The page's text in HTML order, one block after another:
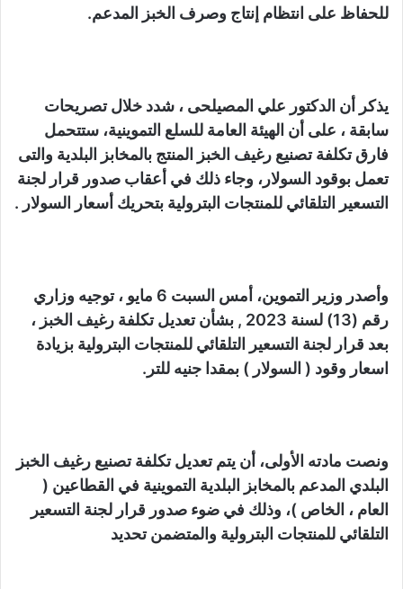
للحفاظ على انتظام إنتاج وصرف الخبز المدعم.
يذكر أن الدكتور علي المصيلحى ، شدد خلال تصريحات
سابقة ، على أن الهيئة العامة للسلع التموينية، ستتحمل
فارق تكلفة تصنيع رغيف الخبز المنتج بالمخابز البلدية والتى
تعمل بوقود السولار، وجاء ذلك في أعقاب صدور قرار لجنة
التسعير التلقائي للمنتجات البترولية بتحريك أسعار السولار .
وأصدر وزير التموين، أمس السبت 6 مايو ، توجيه وزاري
رقم (13) لسنة 2023 , بشأن تعديل تكلفة رغيف الخبز ،
بعد قرار لجنة التسعير التلقائي للمنتجات البترولية بزيادة
اسعار وقود ( السولار ) بمقدا جنيه للتر.
ونصت مادته الأولى، أن يتم تعديل تكلفة تصنيع رغيف الخبز
البلدي المدعم بالمخابز البلدية التموينية في القطاعين (
العام ، الخاص )، وذلك في ضوء صدور قرار لجنة التسعير
التلقائي للمنتجات البترولية والمتضمن تحديد